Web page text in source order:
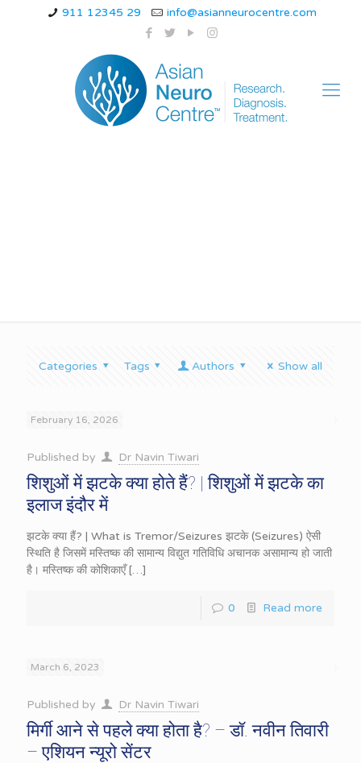
911 12345 29 info@asianneurocentre.com
Categories Tags Authors Show all
February 16, 2026
Published by Dr Navin Tiwari
शिशुओं में झटके क्या होते हैं? | शिशुओं में झटके का
इलाज इंदौर में
झटके क्या हैं? | What is Tremor/Seizures झटके (Seizures) ऐसी
स्थिति है जिसमें मस्तिष्क की सामान्य विद्युत गतिविधि अचानक असामान्य हो जाती
है। मस्तिष्क की कोशिकाएँ[…]
0 Read more
March 6, 2023
Published by Dr Navin Tiwari
मिर्गी आने से पहले क्या होता है? – डॉ. नवीन तिवारी
– एशियन न्यूरो सेंटर